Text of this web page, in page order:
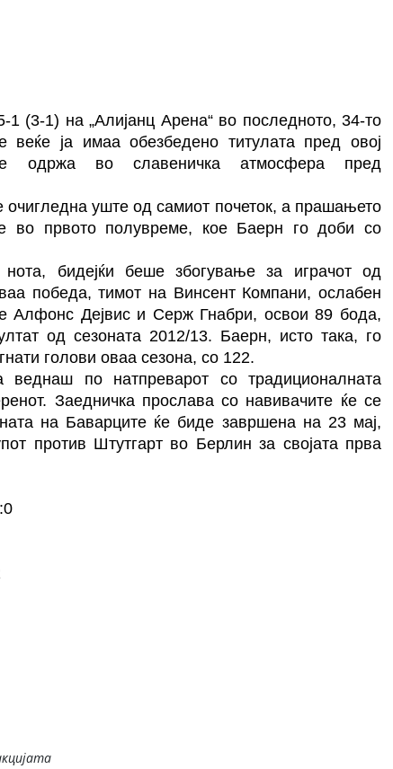
(3-1) на „Алијанц Арена“ во последното, 34-то
веќе ја имаа обезбедено титулата пред овој
одржа во славеничка атмосфера пред
уште од самиот почеток, а прашањето
во првото полувреме, кое Баерн го доби со
бидејќи беше збогување за играчот од
победа, тимот на Винсент Компани, ослабен
Алфонс Дејвис и Серж Гнабри, освои 89 бода,
од сезоната 2012/13. Баерн, исто така, го
голови оваа сезона, со 122.
веднаш по натпреварот со традиционалната
Заедничка прослава со навивачите ќе се
на Баварците ќе биде завршена на 23 мај,
против Штутгарт во Берлин за својата прва